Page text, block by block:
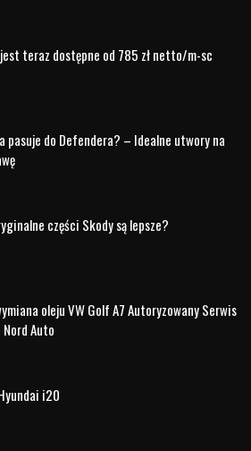
teraz dostępne od 785 zł netto/m-sc
pasuje do Defendera? – Idealne utwory na
części Skody są lepsze?
oleju VW Golf A7 Autoryzowany Serwis
Auto
i20